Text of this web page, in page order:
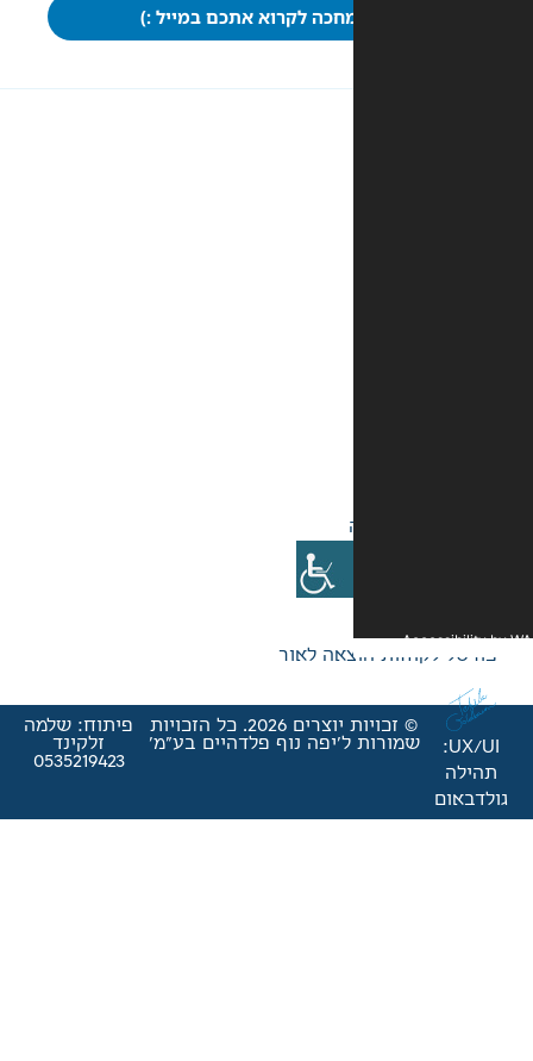
לקרוא אתכם במייל :)
לאור
© זכויות יוצרים 2026. כל הזכויות
נוף פלדהיים בע"מ'
פיתוח: שלמה
זלקינד